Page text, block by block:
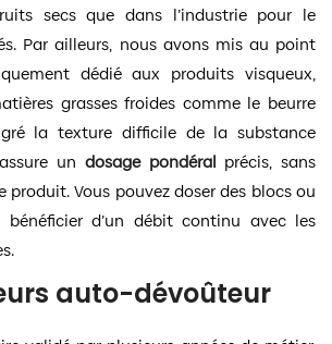
secs que dans l’industrie pour le
Par ailleurs, nous avons mis au point
dédié aux produits visqueux,
grasses froides comme le beurre
la texture difficile de la substance
un dosage pondéral précis, sans
produit. Vous pouvez doser des blocs ou
bénéficier d’un débit continu avec les
auto-dévoûteur